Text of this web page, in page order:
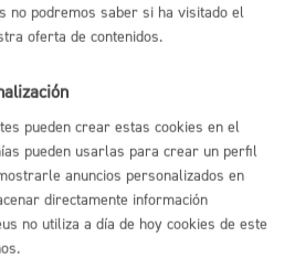
Presidencia
De 11 De Julio, Por El Que
De Población Y
De Las Entidades Locales
Sus Modificaciones
De 2020, De La
no podremos saber si ha visitado el
oferta de contenidos.
pueden crear estas cookies en el
pueden usarlas para crear un perfil
anuncios personalizados en
directamente información
no utiliza a día de hoy cookies de este